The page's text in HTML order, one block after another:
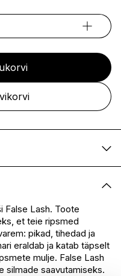
False Lash. Toote
et teie ripsmed
pikad, tihedad ja
eraldab ja katab täpselt
mulje. False Lash
silmade saavutamiseks.